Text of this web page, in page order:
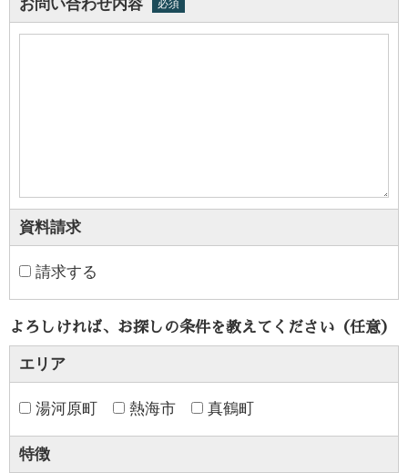
お問い合わせ内容 必須
資料請求
請求する
よろしければ、お探しの条件を教えてください（任意）
エリア
湯河原町 熱海市 真鶴町
特徴